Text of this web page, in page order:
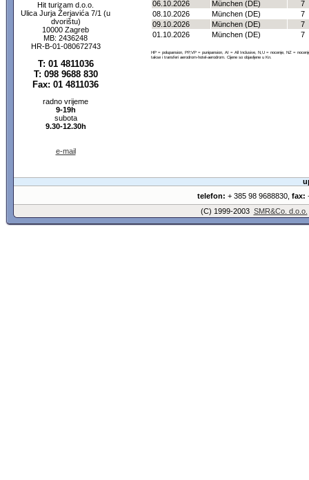
Hit turizam d.o.o.
Ulica Jurja Žerjavića 7/1 (u
dvorištu)
10000 Zagreb
MB: 2436248
HR-B-01-080672743
T: 01 4811036
T: 098 9688 830
Fax: 01 4811036
radno vrijeme
9-19h
subota
9.30-12.30h
e-mail
06.10.2026
München (DE)
7
08.10.2026
München (DE)
7
09.10.2026
München (DE)
7
01.10.2026
München (DE) 7
HP = polupansion, PP,VP = punipansion, AI = All Inclusive, N,U = nocenje, NZ =
takse i transferi aerodrom-hotel-aerodrom. Cijene so objavljene u Kn.
telefon: + 385 98 9688830, fax:
(C) 1999-2003 SMR&Co. d.o.o.